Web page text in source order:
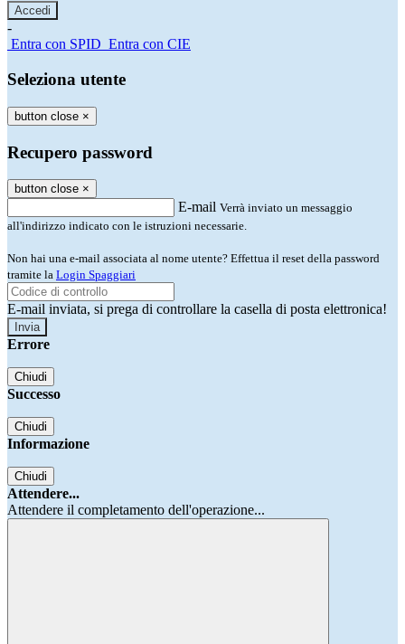
-
Entra con SPID Entra con CIE
Seleziona utente
button close ×
Recupero password
button close ×
E-mail Verrà inviato un messaggio
all'indirizzo indicato con le istruzioni necessarie.
Non hai una e-mail associata al nome utente? Effettua il reset della password
tramite la Login Spaggiari
E-mail inviata, si prega di controllare la casella di posta elettronica!
Errore
Chiudi
Successo
Chiudi
Informazione
Chiudi
Attendere...
Attendere il completamento dell'operazione...